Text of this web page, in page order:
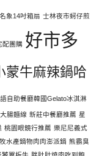
名象14吋箱扇 士林夜市蚵仔煎
配團購 好市多
蒙牛麻辣鍋哈
語自助餐廳韓國Gelato冰淇淋
腸麵線 新莊中餐廳推薦 星
桃園眼鏡行推薦 樂尼尼義式
水產鍋物肉肉澎派鍋 熊霸臭